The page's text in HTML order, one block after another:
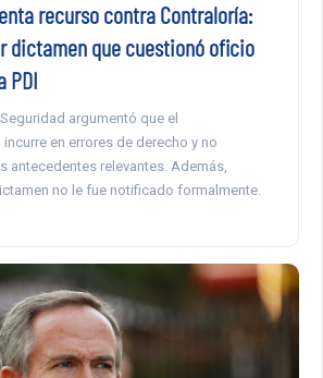
recurso contra Contraloría:
dictamen que cuestionó oficio
PDI
argumentó que el
en errores de derecho y no
antecedentes relevantes. Además,
no le fue notificado formalmente.